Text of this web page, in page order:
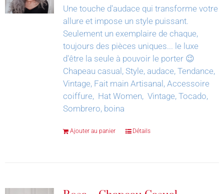
Une touche d'audace qui transforme votre
allure et impose un style puissant.
Seulement un exemplaire de chaque,
toujours des pièces uniques... le luxe
d'être la seule à pouvoir le porter 😉
Chapeau casual, Style, audace, Tendance,
Vintage, Fait main Artisanal, Accessoire
coiffure, Hat Women, Vintage, Tocado,
Sombrero, boina
Ajouter au panier Détails